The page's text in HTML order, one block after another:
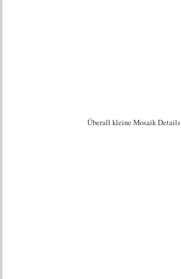
Überall kleine Mosaik Details